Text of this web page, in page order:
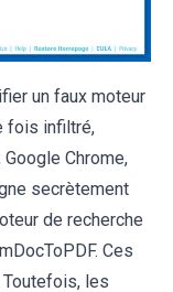
un faux moteur
fois infiltré,
Chrome,
secrètement
de recherche
Ces
les